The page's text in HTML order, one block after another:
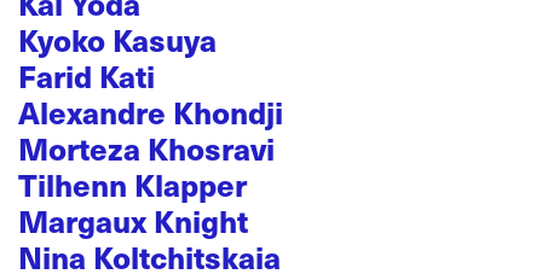
Kyoko Kasuya
Farid Kati
Alexandre Khondji
Morteza Khosravi
Tilhenn Klapper
Margaux Knight
Nina Koltchitskaia